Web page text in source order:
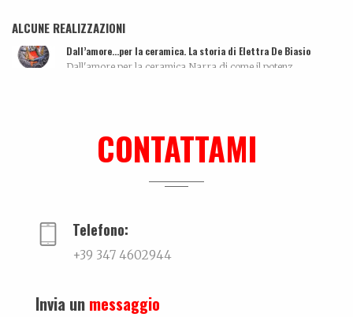
ALCUNE REALIZZAZIONI
Dall’amore…per la ceramica. La storia di Elettra De Biasio
Dall'amore per la ceramica.Narra di come il potenz...
CONTATTAMI
Telefono:
+39 347 4602944
Invia un messaggio